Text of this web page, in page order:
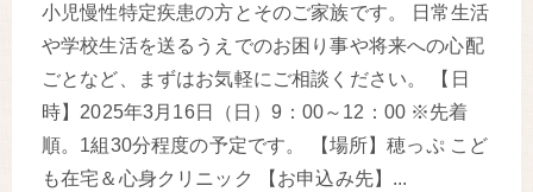
小児慢性特定疾患の方とそのご家族です。 日常生活
や学校生活を送るうえでのお困り事や将来への心配
ごとなど、まずはお気軽にご相談ください。 【日
時】2025年3月16日（日）9：00～12：00 ※先着
順。1組30分程度の予定です。 【場所】穂っぷ こど
も在宅＆心身クリニック 【お申込み先】...